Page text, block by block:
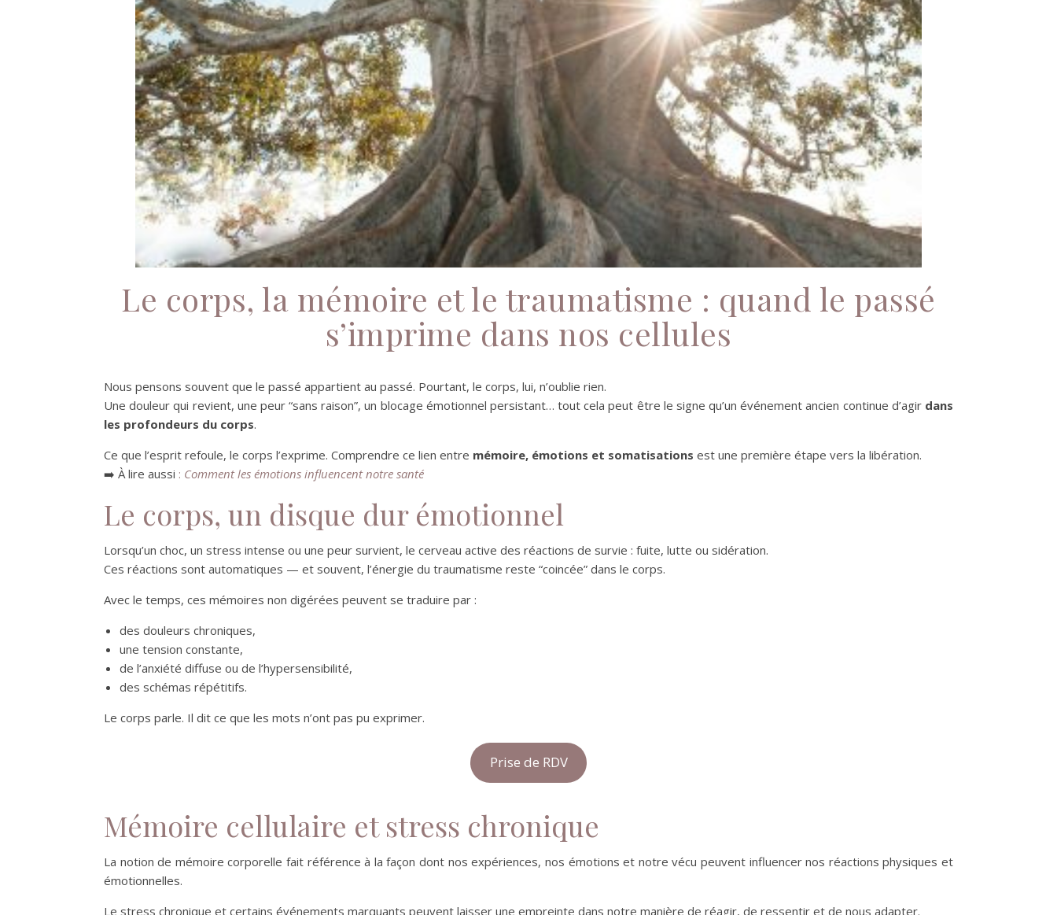
Le corps, la mémoire et le traumatisme : quand le passé
s’imprime dans nos cellules
Nous pensons souvent que le passé appartient au passé. Pourtant, le corps, lui, n’oublie rien.
Une douleur qui revient, une peur “sans raison”, un blocage émotionnel persistant… tout cela peut être le signe qu’un événement ancien continue d’agir dans
les profondeurs du corps.
Ce que l’esprit refoule, le corps l’exprime. Comprendre ce lien entre mémoire, émotions et somatisations est une première étape vers la libération.
➡️ À lire aussi : Comment les émotions influencent notre santé
Le corps, un disque dur émotionnel
Lorsqu’un choc, un stress intense ou une peur survient, le cerveau active des réactions de survie : fuite, lutte ou sidération.
Ces réactions sont automatiques — et souvent, l’énergie du traumatisme reste “coincée” dans le corps.
Avec le temps, ces mémoires non digérées peuvent se traduire par :
des douleurs chroniques,
une tension constante,
de l’anxiété diffuse ou de l’hypersensibilité,
des schémas répétitifs.
Le corps parle. Il dit ce que les mots n’ont pas pu exprimer.
Prise de RDV
Mémoire cellulaire et stress chronique
La notion de mémoire corporelle fait référence à la façon dont nos expériences, nos émotions et notre vécu peuvent influencer nos réactions physiques et
émotionnelles.
Le stress chronique et certains événements marquants peuvent laisser une empreinte dans notre manière de réagir, de ressentir et de nous adapter.